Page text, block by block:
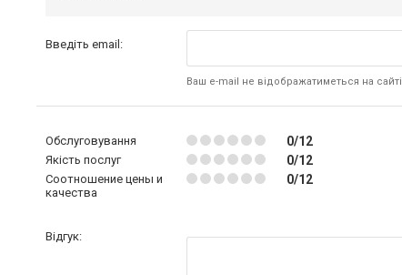
Введіть email:
Ваш e-mail не відображатиметься на сайті
Обслуговування 0/12
Якість послуг 0/12
Соотношение цены и
качества
0/12
Відгук: